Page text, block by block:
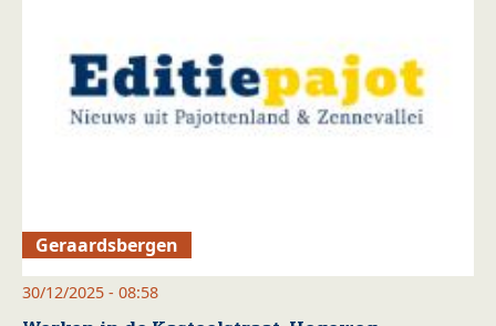
Geraardsbergen
30/12/2025 - 08:58